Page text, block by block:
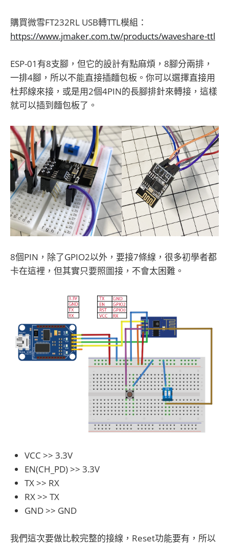
購買微雪FT232RL USB轉TTL模組：
https://www.jmaker.com.tw/products/waveshare-ttl
ESP-01有8支腳，但它的設計有點麻煩，8腳分兩排，
一排4腳，所以不能直接插麵包板。你可以選擇直接用
杜邦線來接，或是用2個4PIN的長腳排針來轉接，這樣
就可以插到麵包板了。
8個PIN，除了GPIO2以外，要接7條線，很多初學者都
卡在這裡，但其實只要照圖接，不會太困難。
VCC >> 3.3V
EN(CH_PD) >> 3.3V
TX >> RX
RX >> TX
GND >> GND
我們這次要做比較完整的接線，Reset功能要有，所以